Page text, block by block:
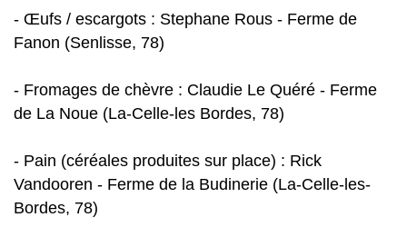
- Œufs / escargots : Stephane Rous - Ferme de
Fanon (Senlisse, 78)
- Fromages de chèvre : Claudie Le Quéré - Ferme
de La Noue (La-Celle-les Bordes, 78)
- Pain (céréales produites sur place) : Rick
Vandooren - Ferme de la Budinerie (La-Celle-les-
Bordes, 78)